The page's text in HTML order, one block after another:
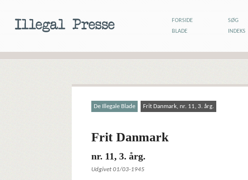
FORSIDE SØG
BLADE
INDEKS
De Illegale Blade Frit Danmark, nr. 11, 3. årg.
Frit Danmark
nr. 11, 3. årg.
Udgivet 01/03-1945